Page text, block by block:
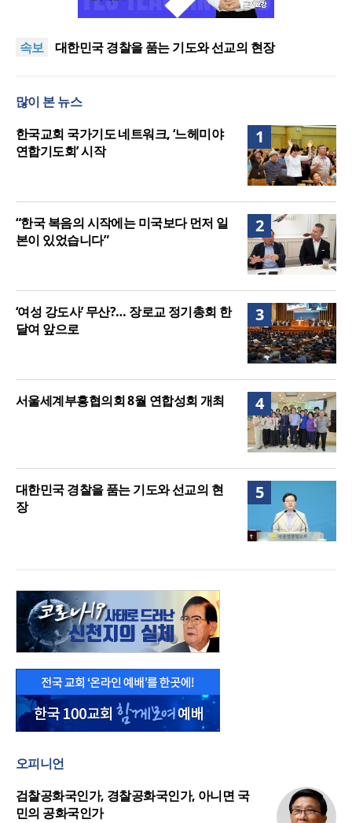
속보
한기연 “전쟁을 부르는 정책을 중단하라”
27.8%, 중증 입원·재활 확충 과제
대한민국 경찰을 품는 기도와 선교의 현장
주길”
한기연 “전쟁을 부르는 정책을 중단하라”
정신건강 치료 인프라 부족… 정신질환 평생유병률
27.8%, 중증 입원·재활 확충 과제
많이 본 뉴스
1
한국교회 국가기도 네트워크, ‘느헤미야
연합기도회’ 시작
2
“한국 복음의 시작에는 미국보다 먼저 일
본이 있었습니다”
3
‘여성 강도사’ 무산?… 장로교 정기총회 한
달여 앞으로
4
서울세계부흥협의회 8월 연합성회 개최
5
대한민국 경찰을 품는 기도와 선교의 현
장
오피니언
검찰공화국인가, 경찰공화국인가, 아니면 국
민의 공화국인가